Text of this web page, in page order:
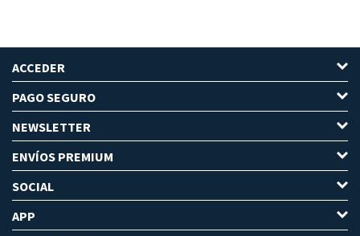
ACCEDER
PAGO SEGURO
NEWSLETTER
ENVÍOS PREMIUM
SOCIAL
APP